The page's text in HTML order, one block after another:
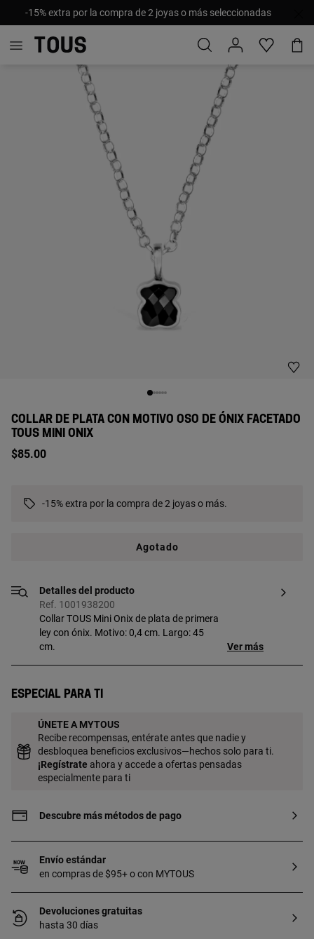
-15% extra por la compra de 2 joyas o más seleccionadas
COLLAR DE PLATA CON MOTIVO OSO DE ÓNIX FACETADO
TOUS MINI ONIX
$85.00
-15% extra por la compra de 2 joyas o más.
Agotado
Detalles del producto
Ref. 1001938200
Collar TOUS Mini Onix de plata de primera
ley con ónix. Motivo: 0,4 cm. Largo: 45
cm.
Ver más
Especial para ti
ÚNETE A MYTOUS
Recibe recompensas, entérate antes que nadie y
desbloquea beneficios exclusivos—hechos solo para ti.
¡Regístrate ahora y accede a ofertas pensadas
especialmente para ti
Descubre más métodos de pago
Envío estándar
en compras de $95+ o con MYTOUS
Devoluciones gratuitas
hasta 30 días